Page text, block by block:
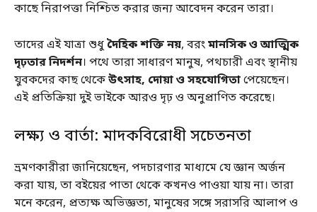
কাছে নিরাপত্তা নিশ্চিত করার জন্য আবেদন করেন তারা।
তাদের এই যাত্রা শুধুদৈহিক শক্তি নয়, বরংমানসিক ও আত্মিক
দৃঢ়তার নিদর্শন। পথে তারা সাধারণ মানুষ, পথচারী এবং স্থানীয়
যুবকদের কাছ থেকেউৎসাহ, দোয়া ও সহযোগিতাপেয়েছেন।
এই প্রতিক্রিয়া দুই ভাইকে আরও দৃঢ় ও অনুপ্রাণিত করেছে।
লক্ষ্য ও বার্তা: মাদকবিরোধী সচেতনতা
ভ্রমণকারীরা জানিয়েছেন, পদচারণার মাধ্যমে যে জ্ঞান অর্জন
করা যায়, তা বইয়ের পাতা থেকে কখনও পাওয়া যায় না। তারা
মনে করেন, প্রত্যক্ষ অভিজ্ঞতা, মানুষের সঙ্গে সরাসরি আলাপ ও